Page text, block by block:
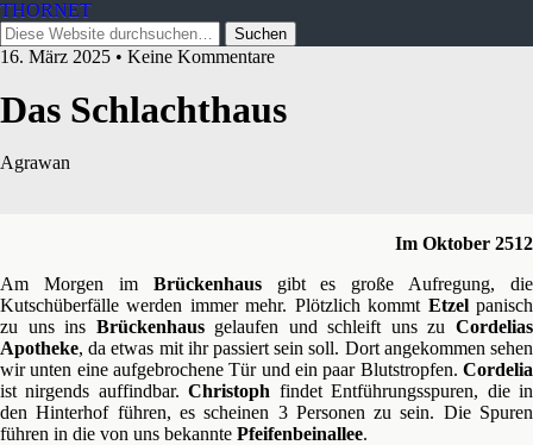
THORNET
16. März 2025 • Keine Kommentare
Das Schlachthaus
Agrawan
Im Oktober 2512
Am Morgen im Brückenhausgibt es große Aufregung, die
Kutschüberfälle werden immer mehr. Plötzlich kommt Etzelpanisch
zu uns ins Brückenhausgelaufen und schleift uns zuCordelias
Apotheke, da etwas mit ihr passiert sein soll. Dort angekommen sehen
wir unten eine aufgebrochene Tür und ein paar Blutstropfen. Cordelia
ist nirgends auffindbar.Christoph findet Entführungsspuren, die in
den Hinterhof führen, es scheinen 3 Personen zu sein. Die Spuren
führen in die von uns bekannte Pfeifenbeinallee.